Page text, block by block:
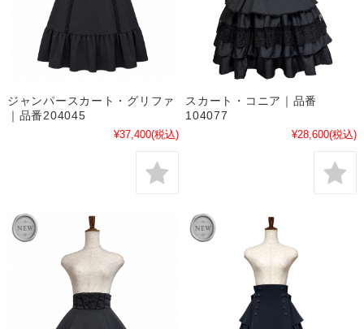
ジャンパースカート・グリファ
｜品番204045
¥37,400(税込)
スカート・コニア｜品番
104077
¥28,600(税込)